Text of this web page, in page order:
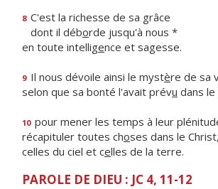
8 C'est la richesse de sa grâce
dont il déborde jusqu'à nous *
en toute intelligence et sagesse.
9 Il nous dévoile ainsi le mystère de sa
selon que sa bonté l'avait prévu dans le
10 pour mener les temps à leur
récapituler toutes choses dans le
celles du ciel et celles de la terre.
PAROLE DE DIEU : JC 4, 11-12